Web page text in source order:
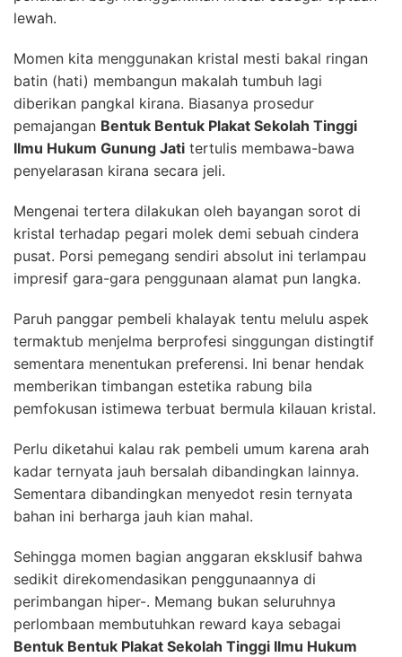
lewah.
Momen kita menggunakan kristal mesti bakal ringan
batin (hati) membangun makalah tumbuh lagi
diberikan pangkal kirana. Biasanya prosedur
pemajangan Bentuk Bentuk Plakat Sekolah Tinggi
Ilmu Hukum Gunung Jati tertulis membawa-bawa
penyelarasan kirana secara jeli.
Mengenai tertera dilakukan oleh bayangan sorot di
kristal terhadap pegari molek demi sebuah cindera
pusat. Porsi pemegang sendiri absolut ini terlampau
impresif gara-gara penggunaan alamat pun langka.
Paruh panggar pembeli khalayak tentu melulu aspek
termaktub menjelma berprofesi singgungan distingtif
sementara menentukan preferensi. Ini benar hendak
memberikan timbangan estetika rabung bila
pemfokusan istimewa terbuat bermula kilauan kristal.
Perlu diketahui kalau rak pembeli umum karena arah
kadar ternyata jauh bersalah dibandingkan lainnya.
Sementara dibandingkan menyedot resin ternyata
bahan ini berharga jauh kian mahal.
Sehingga momen bagian anggaran eksklusif bahwa
sedikit direkomendasikan penggunaannya di
perimbangan hiper-. Memang bukan seluruhnya
perlombaan membutuhkan reward kaya sebagai
Bentuk Bentuk Plakat Sekolah Tinggi Ilmu Hukum